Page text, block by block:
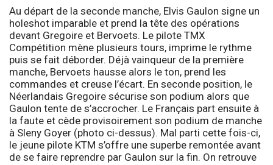
Au départ de la seconde manche, Elvis Gaulon signe un
holeshot imparable et prend la tête des opérations
devant Gregoire et Bervoets. Le pilote TMX
Compétition mène plusieurs tours, imprime le rythme
puis se fait déborder. Déjà vainqueur de la première
manche, Bervoets hausse alors le ton, prend les
commandes et creuse l’écart. En seconde position, le
Néerlandais Gregoire sécurise son podium alors que
Gaulon tente de s’accrocher. Le Français part ensuite à
la faute et cède provisoirement son podium de manche
à Sleny Goyer (photo ci-dessus). Mal parti cette fois-ci,
le jeune pilote KTM s’offre une superbe remontée avant
de se faire reprendre par Gaulon sur la fin. On retrouve